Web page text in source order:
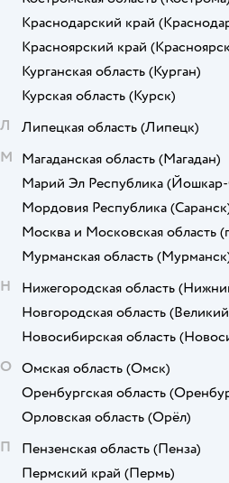
Краснодарский край
Красноярский край
Курганская область (Курган)
Курская область (Курск)
Л
Липецкая область (Липецк)
М Магаданская область (Магадан)
Марий Эл Республика
Мордовия Республика
Москва и Московская область
Мурманская область
Н
Нижегородская область
Новгородская область
Новосибирская область
О Омская область (Омск)
Оренбургская область
Орловская область (Орёл)
П
Пензенская область (Пенза)
Пермский край (Пермь)